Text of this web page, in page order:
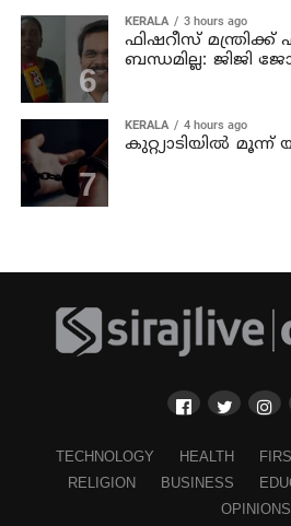
KERALA 3 hours ago
ഫിഷറീസ്
ബന്ധമില്ല: ജിജി
KERALA 4 hours ago
കുറ്റ്യാടിയില്‍ മൂന്ന്
TECHNOLOGY HEALTH
RELIGION
BUSINESS
OPINIONS